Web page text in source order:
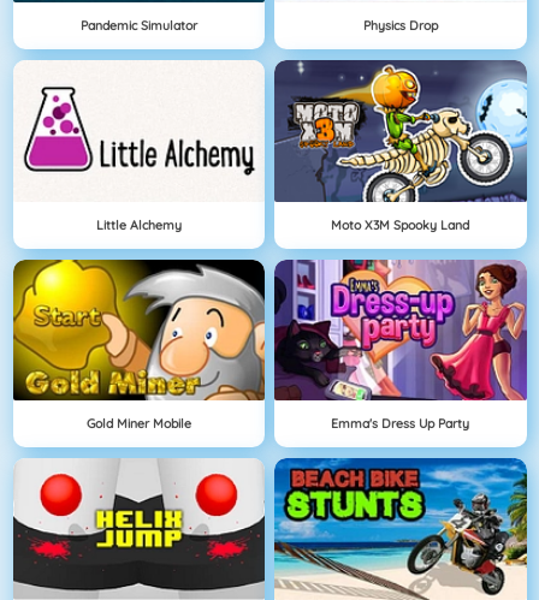
Pandemic Simulator Physics Drop
Little Alchemy Moto X3M Spooky Land
Gold Miner Mobile Emma's Dress Up Party